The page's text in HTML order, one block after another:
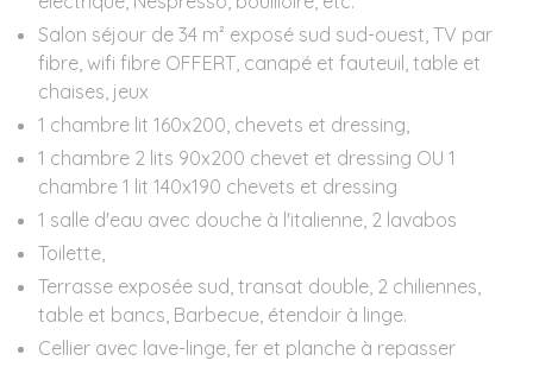
Salon séjour de 34 m² exposé sud sud-ouest, TV par
fibre, wifi fibre OFFERT, canapé et fauteuil, table et
chaises, jeux
1 chambre lit 160x200, chevets et dressing,
1 chambre 2 lits 90x200 chevet et dressing OU 1
chambre 1 lit 140x190 chevets et dressing
1 salle d'eau avec douche à l'italienne, 2 lavabos
Toilette,
Terrasse exposée sud, transat double, 2 chiliennes,
table et bancs, Barbecue, étendoir à linge.
Cellier avec lave-linge, fer et planche à repasser